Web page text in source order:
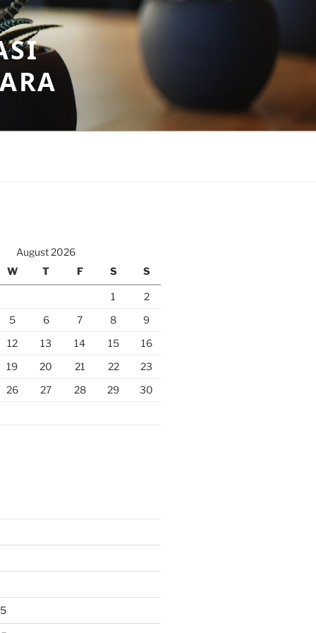
August 2026
W T F S S
1
2
5 6 7 8
9
12 13 14 15
16
19 20 21 22
23
26 27 28 29
30